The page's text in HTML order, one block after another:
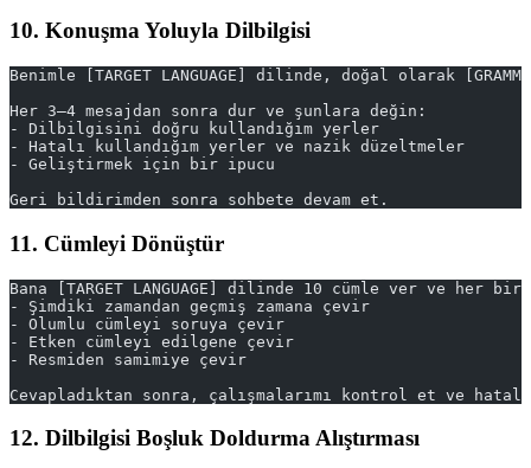
10. Konuşma Yoluyla Dilbilgisi
Benimle [TARGET LANGUAGE] dilinde, doğal olarak
Her 3–4 mesajdan sonra dur ve şunlara değin:
- Dilbilgisini doğru kullandığım yerler
- Hatalı kullandığım yerler ve nazik düzeltmeler
- Geliştirmek için bir ipucu
Geri bildirimden sonra sohbete devam et.
11. Cümleyi Dönüştür
Bana [TARGET LANGUAGE] dilinde 10 cümle ver ve her
- Şimdiki zamandan geçmiş zamana çevir
- Olumlu cümleyi soruya çevir
- Etken cümleyi edilgene çevir
- Resmiden samimiye çevir
Cevapladıktan sonra, çalışmalarımı kontrol et ve
12. Dilbilgisi Boşluk Doldurma Alıştırması